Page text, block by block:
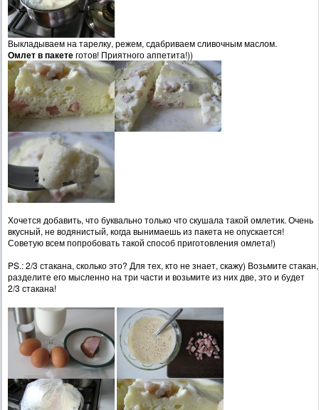
Выкладываем на тарелку, режем, сдабриваем сливочным маслом.
Омлет в пакетеготов! Приятного аппетита!))
Хочется добавить, что буквально только что скушала такой омлетик. Очень
вкусный, не водянистый, когда вынимаешь из пакета не опускается!
Советую всем попробовать такой способ приготовления омлета!)
PS.: 2/3 стакана, сколько это? Для тех, кто не знает, скажу) Возьмите стакан,
разделите его мысленно на три части и возьмите из них две, это и будет
2/3 стакана!